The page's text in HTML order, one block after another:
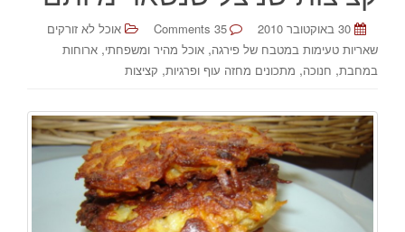
t
i
o
n
30 באוקטובר 2010 35 Comments
אוכל לא זורקים
שאריות טעימות במטבח של פירגה, אוכל מהיר ומשפחתי, ארוחות
במחבת, חנוכה, מתכונים מחזה עוף ופרגיות, קציצות